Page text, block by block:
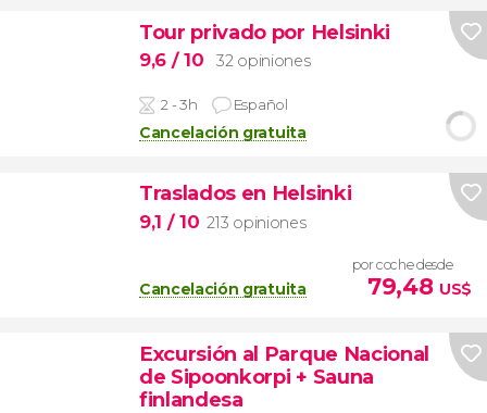
Tour privado por Helsinki
9,6 / 10 32 opiniones
2 - 3h Español
Cancelación gratuita
Traslados en Helsinki
9,1 / 10 213 opiniones
Cancelación gratuita
por coche desde
79,48 US$
Excursión al Parque Nacional
de Sipoonkorpi + Sauna
finlandesa